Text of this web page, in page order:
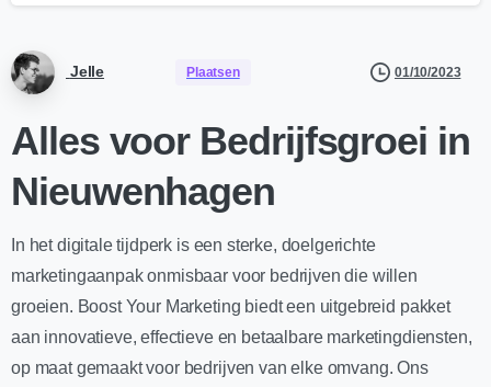
Jelle Plaatsen 01/10/2023
Alles voor Bedrijfsgroei in
Nieuwenhagen
In het digitale tijdperk is een sterke, doelgerichte
marketingaanpak onmisbaar voor bedrijven die willen
groeien. Boost Your Marketing biedt een uitgebreid pakket
aan innovatieve, effectieve en betaalbare marketingdiensten,
op maat gemaakt voor bedrijven van elke omvang. Ons